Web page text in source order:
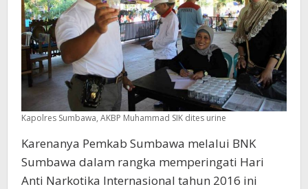
Kapolres Sumbawa, AKBP Muhammad SIK dites urine
Karenanya Pemkab Sumbawa melalui BNK
Sumbawa dalam rangka memperingati Hari
Anti Narkotika Internasional tahun 2016 ini